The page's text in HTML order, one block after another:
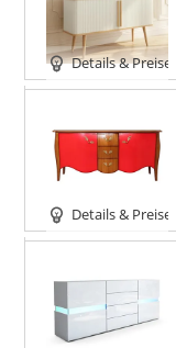
Details & Preise
Details & Preise